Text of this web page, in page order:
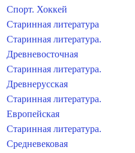
Спорт. Хоккей
Старинная литература
Старинная литература.
Древневосточная
Старинная литература.
Древнерусская
Старинная литература.
Европейская
Старинная литература.
Средневековая